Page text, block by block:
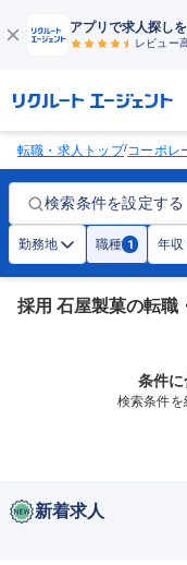
アプリで求人探し
レビュー
転職・求人トップ/コーポレ
検索条件を設定する
勤務地 職種 1 年収
採用 石屋製菓の転職
条件
検索条件
新着求人